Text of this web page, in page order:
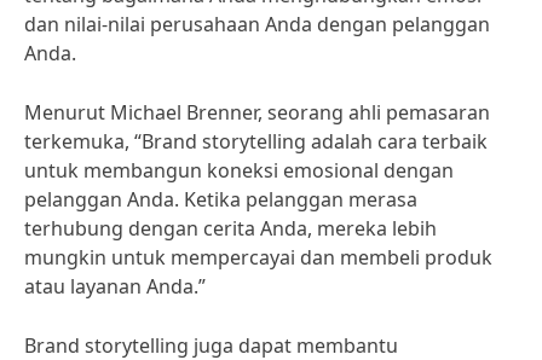
dan nilai-nilai perusahaan Anda dengan pelanggan
Anda.
Menurut Michael Brenner, seorang ahli pemasaran
terkemuka, “Brand storytelling adalah cara terbaik
untuk membangun koneksi emosional dengan
pelanggan Anda. Ketika pelanggan merasa
terhubung dengan cerita Anda, mereka lebih
mungkin untuk mempercayai dan membeli produk
atau layanan Anda.”
Brand storytelling juga dapat membantu